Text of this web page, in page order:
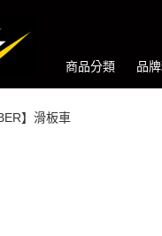
商品分類 品
】滑板車